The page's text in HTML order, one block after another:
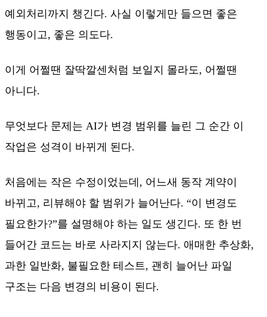
예외처리까지 챙긴다. 사실 이렇게만 들으면 좋은
행동이고, 좋은 의도다.
이게 어쩔땐 잘딱깔센처럼 보일지 몰라도, 어쩔땐
아니다.
무엇보다 문제는 AI가 변경 범위를 늘린 그 순간 이
작업은 성격이 바뀌게 된다.
처음에는 작은 수정이었는데, 어느새 동작 계약이
바뀌고, 리뷰해야 할 범위가 늘어난다. “이 변경도
필요한가?”를 설명해야 하는 일도 생긴다. 또 한 번
들어간 코드는 바로 사라지지 않는다. 애매한 추상화,
과한 일반화, 불필요한 테스트, 괜히 늘어난 파일
구조는 다음 변경의 비용이 된다.